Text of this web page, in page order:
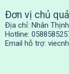
Đơn vị chủ
Địa chỉ: Nhân
Hotline:
Email hỗ trợ: